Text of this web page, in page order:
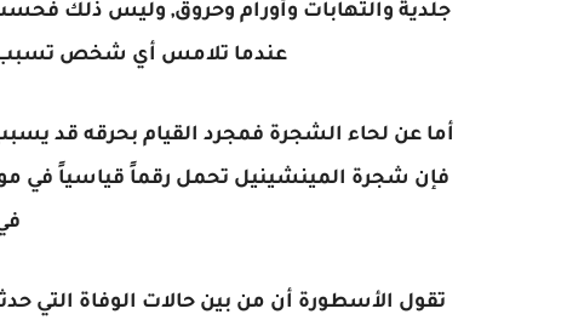
جلدية والتهابات وأورام وحروق, وليس ذلك
عندما تلامس أي شخص تسبب
أما عن لحاء الشجرة فمجرد القيام بحرقه قد
فإن شجرة المينشينيل تحمل رقماً قياسياً في
تقول الأسطورة أن من بين حالات الوفاة